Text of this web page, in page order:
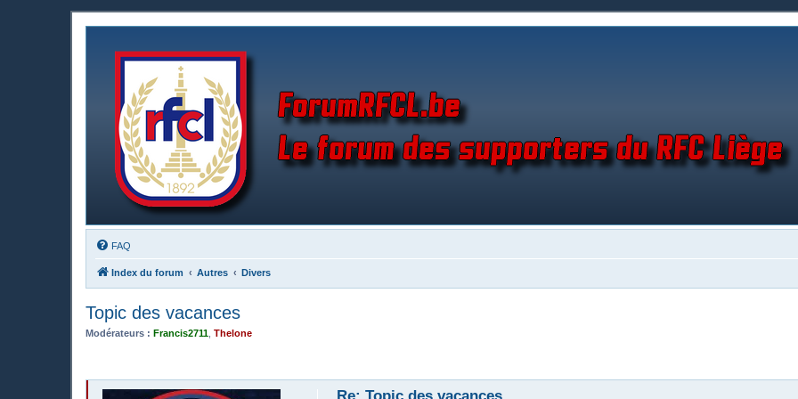
FAQ
Index du forum Autres Divers
Topic des vacances
Modérateurs : Francis2711 Thelone
Re: Topic des vacances